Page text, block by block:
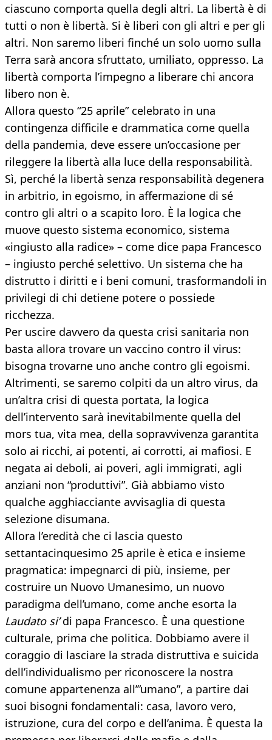
ciascuno comporta quella degli altri. La libertà è di
tutti o non è libertà. Si è liberi con gli altri e per gli
altri. Non saremo liberi finché un solo uomo sulla
Terra sarà ancora sfruttato, umiliato, oppresso. La
libertà comporta l’impegno a liberare chi ancora
libero non è.
Allora questo “25 aprile” celebrato in una
contingenza difficile e drammatica come quella
della pandemia, deve essere un’occasione per
rileggere la libertà alla luce della responsabilità.
Sì, perché la libertà senza responsabilità degenera
in arbitrio, in egoismo, in affermazione di sé
contro gli altri o a scapito loro. È la logica che
muove questo sistema economico, sistema
«ingiusto alla radice» – come dice papa Francesco
– ingiusto perché selettivo. Un sistema che ha
distrutto i diritti e i beni comuni, trasformandoli in
privilegi di chi detiene potere o possiede
ricchezza.
Per uscire davvero da questa crisi sanitaria non
basta allora trovare un vaccino contro il virus:
bisogna trovarne uno anche contro gli egoismi.
Altrimenti, se saremo colpiti da un altro virus, da
un’altra crisi di questa portata, la logica
dell’intervento sarà inevitabilmente quella del
mors tua, vita mea, della sopravvivenza garantita
solo ai ricchi, ai potenti, ai corrotti, ai mafiosi. E
negata ai deboli, ai poveri, agli immigrati, agli
anziani non “produttivi”. Già abbiamo visto
qualche agghiacciante avvisaglia di questa
selezione disumana.
Allora l’eredità che ci lascia questo
settantacinquesimo 25 aprile è etica e insieme
pragmatica: impegnarci di più, insieme, per
costruire un Nuovo Umanesimo, un nuovo
paradigma dell’umano, come anche esorta la
Laudato si’di papa Francesco. È una questione
culturale, prima che politica. Dobbiamo avere il
coraggio di lasciare la strada distruttiva e suicida
dell’individualismo per riconoscere la nostra
comune appartenenza all’”umano”, a partire dai
suoi bisogni fondamentali: casa, lavoro vero,
istruzione, cura del corpo e dell’anima. È questa la